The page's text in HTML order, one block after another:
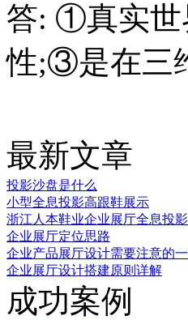
答: ①真实世
性;③是在三
最新文章
投影沙盘是什么
小型全息投影高跟鞋展示
浙江人本鞋业企业展厅全息投影
企业展厅定位思路
企业产品展厅设计需要注意的
企业展厅设计搭建原则详解
成功案例